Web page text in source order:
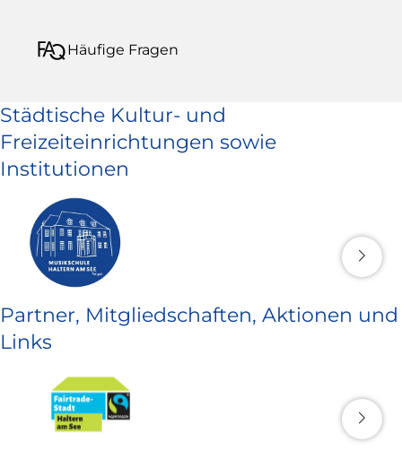
Häufige Fragen
Städtische Kultur- und
Freizeiteinrichtungen sowie
Institutionen
Partner, Mitgliedschaften, Aktionen und
Links